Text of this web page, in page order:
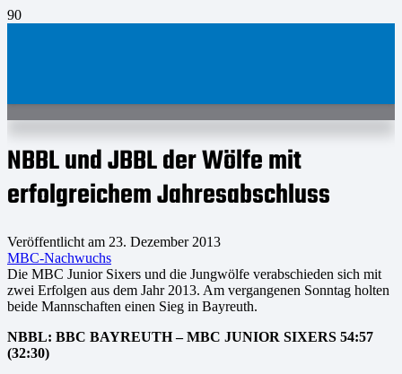
NBBL und JBBL der Wölfe mit
erfolgreichem Jahresabschluss
Veröffentlicht am 23. Dezember 2013
MBC-Nachwuchs
Die MBC Junior Sixers und die Jungwölfe verabschieden sich mit
zwei Erfolgen aus dem Jahr 2013. Am vergangenen Sonntag holten
beide Mannschaften einen Sieg in Bayreuth.
NBBL: BBC BAYREUTH – MBC JUNIOR SIXERS 54:57
(32:30)